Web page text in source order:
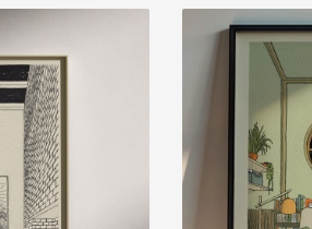
4
€